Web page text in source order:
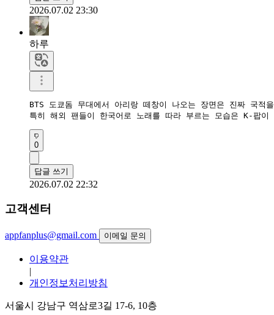
2026.07.02 23:30
하루
BTS 도쿄돔 무대에서 아리랑 떼창이 나오는 장면은 진짜 국
특히 해외 팬들이 한국어로 노래를 따라 부르는 모습은 K-팝
0
답글 쓰기
2026.07.02 22:32
고객센터
appfanplus@gmail.com 이메일 문의
이용약관
|
개인정보처리방침
서울시 강남구 역삼로3길 17-6, 10층